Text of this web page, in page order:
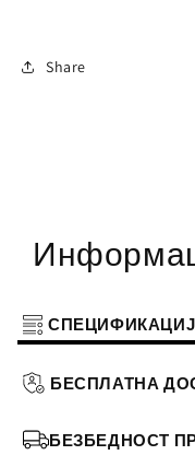
Share
БЕСПЛАТНА
БЕЗБЕДНОСТ